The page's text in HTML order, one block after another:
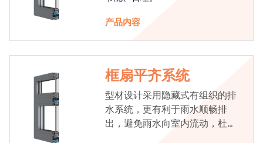
产品内容
框扇平齐系统
型材设计采用隐藏式有组织的排
水系统，更有利于雨水顺畅排
出，避免雨水向室内流动，杜绝